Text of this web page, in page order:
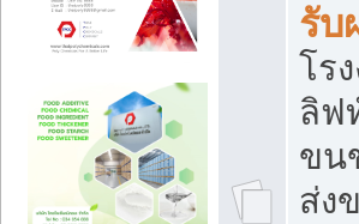
รับ
โร
ลิฟ
ขน
ส่ง